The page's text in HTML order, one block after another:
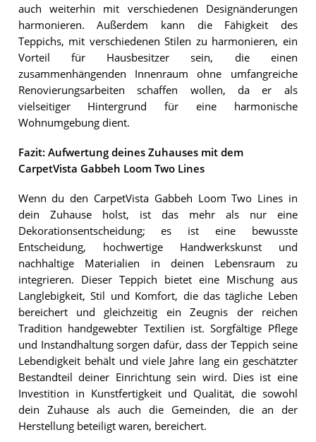
auch weiterhin mit verschiedenen Designänderungen
harmonieren. Außerdem kann die Fähigkeit des
Teppichs, mit verschiedenen Stilen zu harmonieren, ein
Vorteil für Hausbesitzer sein, die einen
zusammenhängenden Innenraum ohne umfangreiche
Renovierungsarbeiten schaffen wollen, da er als
vielseitiger Hintergrund für eine harmonische
Wohnumgebung dient.
Fazit: Aufwertung deines Zuhauses mit dem
CarpetVista Gabbeh Loom Two Lines
Wenn du den CarpetVista Gabbeh Loom Two Lines in
dein Zuhause holst, ist das mehr als nur eine
Dekorationsentscheidung; es ist eine bewusste
Entscheidung, hochwertige Handwerkskunst und
nachhaltige Materialien in deinen Lebensraum zu
integrieren. Dieser Teppich bietet eine Mischung aus
Langlebigkeit, Stil und Komfort, die das tägliche Leben
bereichert und gleichzeitig ein Zeugnis der reichen
Tradition handgewebter Textilien ist. Sorgfältige Pflege
und Instandhaltung sorgen dafür, dass der Teppich seine
Lebendigkeit behält und viele Jahre lang ein geschätzter
Bestandteil deiner Einrichtung sein wird. Dies ist eine
Investition in Kunstfertigkeit und Qualität, die sowohl
dein Zuhause als auch die Gemeinden, die an der
Herstellung beteiligt waren, bereichert.